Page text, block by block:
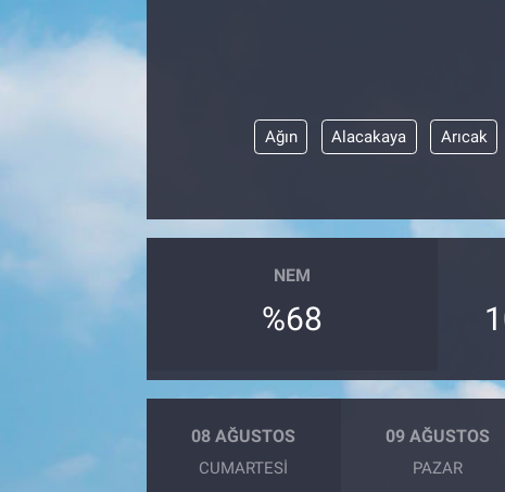
Ağın Alacakaya Arıcak
NEM
%68
08 AĞUSTOS
CUMARTESI
09 AĞUSTOS
PAZAR